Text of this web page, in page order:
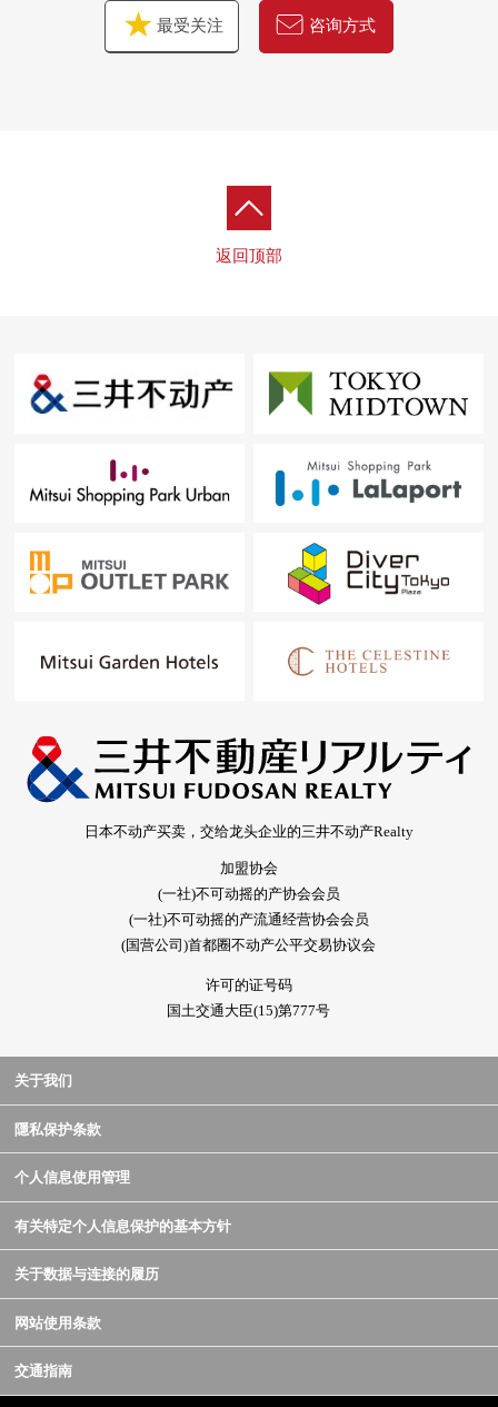
最受关注 咨询方式
返回顶部
日本不动产买卖，交给龙头企业的三井不动产Realty
加盟协会
(一社)不可动摇的产协会会员
(一社)不可动摇的产流通经营协会会员
(国营公司)首都圈不动产公平交易协议会
许可的证号码
国土交通大臣(15)第777号
关于我们
隱私保护条款
个人信息使用管理
有关特定个人信息保护的基本方针
关于数据与连接的履历
网站使用条款
交通指南